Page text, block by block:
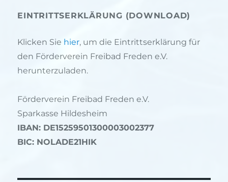
EINTRITTSERKLÄRUNG (DOWNLOAD)
Klicken Sie hier, um die Eintrittserklärung für
den Förderverein Freibad Freden e.V.
herunterzuladen.
Förderverein Freibad Freden e.V.
Sparkasse Hildesheim
IBAN: DE15259501300003002377
BIC: NOLADE21HIK